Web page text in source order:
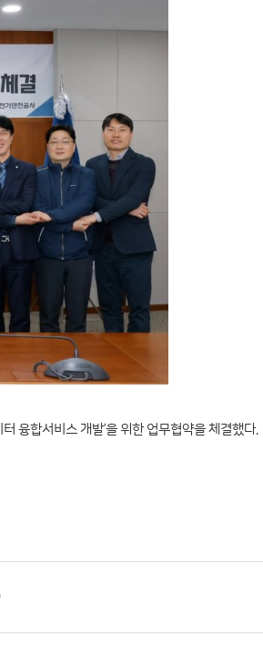
융합서비스 개발’을 위한 업무협약을 체결했다.